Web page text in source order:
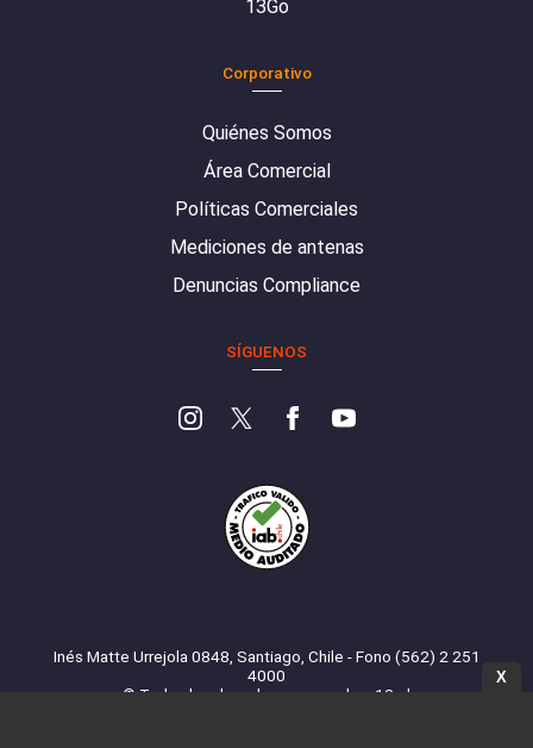
13Go
Corporativo
Quiénes Somos
Área Comercial
Políticas Comerciales
Mediciones de antenas
Denuncias Compliance
SÍGUENOS
Inés Matte Urrejola 0848, Santiago, Chile - Fono (562) 2 251
4000
© Todos los derechos reservados. 13.cl
X